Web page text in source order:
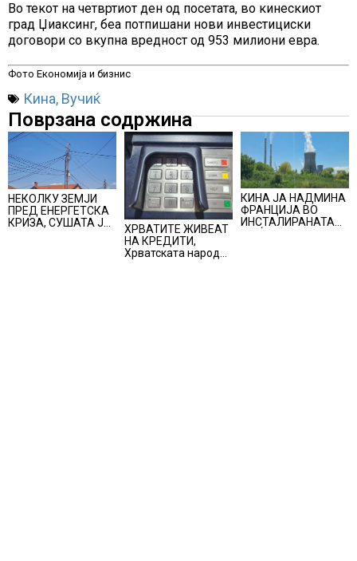
Во текот на четвртиот ден од посетата, во кинескиот
град Џиаксинг, беа потпишани нови инвестициски
договори со вкупна вредност од 953 милиони евра.
Фото Економија и бизнис
Кина, Вучиќ
Поврзана содржина
НЕКОЛКУ ЗЕМЈИ
ПРЕД ЕНЕРГЕТСКА
КРИЗА, СУШАТА ЈА
ХРВАТИТЕ ЖИВЕАТ
НА КРЕДИТИ,
Хрватската народна
КИНА ЈА НАДМИНА
ФРАНЦИЈА ВО
ИНСТАЛИРАНАТА